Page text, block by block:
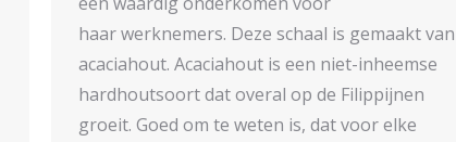
haar werknemers. Deze schaal is gemaakt van
acaciahout. Acaciahout is een niet-inheemse
hardhoutsoort dat overal op de Filippijnen
groeit. Goed om te weten is, dat voor elke